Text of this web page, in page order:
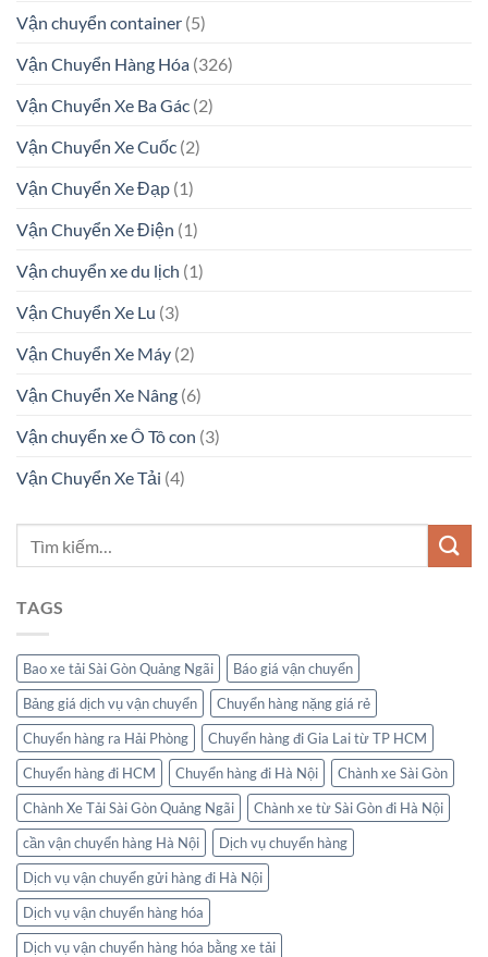
Vận chuyển container (5)
Vận Chuyển Hàng Hóa (326)
Vận Chuyển Xe Ba Gác (2)
Vận Chuyển Xe Cuốc (2)
Vận Chuyển Xe Đạp (1)
Vận Chuyển Xe Điện (1)
Vận chuyển xe du lịch (1)
Vận Chuyển Xe Lu (3)
Vận Chuyển Xe Máy (2)
Vận Chuyển Xe Nâng (6)
Vận chuyển xe Ô Tô con (3)
Vận Chuyển Xe Tải (4)
TAGS
Bao xe tải Sài Gòn Quảng Ngãi
Báo giá vận chuyển
Bảng giá dịch vụ vận chuyển
Chuyển hàng nặng giá rẻ
Chuyển hàng ra Hải Phòng
Chuyển hàng đi Gia Lai từ TP HCM
Chuyển hàng đi HCM
Chuyển hàng đi Hà Nội
Chành xe Sài Gòn
Chành Xe Tải Sài Gòn Quảng Ngãi
Chành xe từ Sài Gòn đi Hà Nội
cần vận chuyển hàng Hà Nội
Dịch vụ chuyển hàng
Dịch vụ vận chuyển gửi hàng đi Hà Nội
Dịch vụ vận chuyển hàng hóa
Dịch vụ vận chuyển hàng hóa bằng xe tải